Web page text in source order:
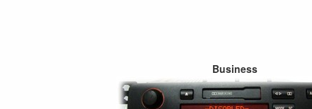
Business